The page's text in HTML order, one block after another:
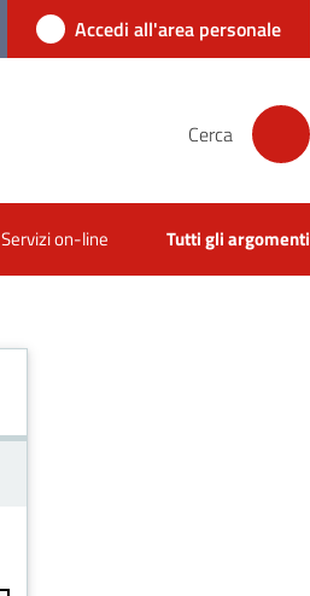
Accedi all'area personale
Cerca
Servizi on-line Tutti gli argomenti